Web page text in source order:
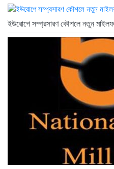
ইউরোপে সম্প্রসারণ কৌশলে নতুন